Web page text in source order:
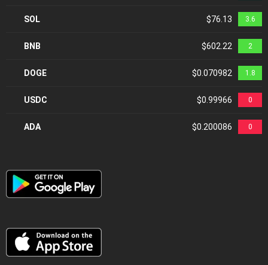
SOL $76.13 3.6
BNB $602.22 2
DOGE $0.070982 1.8
USDC $0.99966 0
ADA $0.200086 0